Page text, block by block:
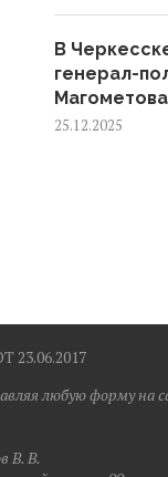
В
генерал-
Магометова
25.12.2025
любую форму на
B. B.